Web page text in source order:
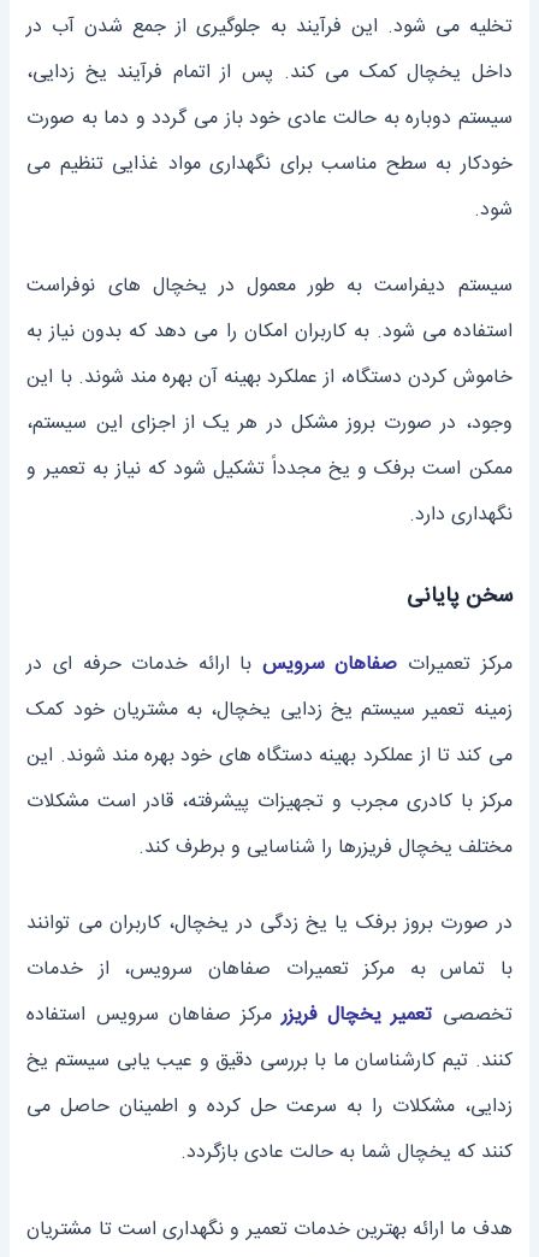
تخلیه می‌ شود. این فرآیند به جلوگیری از جمع شدن آب در
داخل یخچال کمک می ‌کند. پس از اتمام فرآیند یخ زدایی،
سیستم دوباره به حالت عادی خود باز می ‌گردد و دما به صورت
خودکار به سطح مناسب برای نگهداری مواد غذایی تنظیم می
‌شود.
سیستم دیفراست به طور معمول در یخچال‌ های نوفراست
استفاده می ‌شود. به کاربران امکان را می ‌دهد که بدون نیاز به
خاموش کردن دستگاه، از عملکرد بهینه آن بهره‌ مند شوند. با این
وجود، در صورت بروز مشکل در هر یک از اجزای این سیستم،
ممکن است برفک و یخ مجدداً تشکیل شود که نیاز به تعمیر و
نگهداری دارد.
سخن پایانی
مرکز تعمیرات صفاهان سرویس با ارائه خدمات حرفه ‌ای در
زمینه تعمیر سیستم یخ زدایی یخچال، به مشتریان خود کمک
می ‌کند تا از عملکرد بهینه دستگاه‌ های خود بهره‌ مند شوند. این
مرکز با کادری مجرب و تجهیزات پیشرفته، قادر است مشکلات
مختلف یخچال فریزرها را شناسایی و برطرف کند.
در صورت بروز برفک یا یخ زدگی در یخچال، کاربران می ‌توانند
با تماس به مرکز تعمیرات صفاهان سرویس، از خدمات
تخصصی تعمیر یخچال فریزرمرکز صفاهان سرویس استفاده
کنند. تیم کارشناسان ما با بررسی دقیق و عیب ‌یابی سیستم یخ
زدایی، مشکلات را به سرعت حل کرده و اطمینان حاصل می
‌کنند که یخچال شما به حالت عادی بازگردد.
هدف ما ارائه بهترین خدمات تعمیر و نگهداری است تا مشتریان